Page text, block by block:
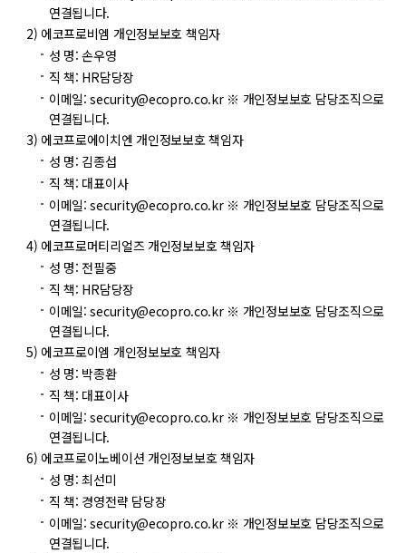
연결됩니다.
에코프로비엠 개인정보보호 책임자
성 명: 손우영
직 책: HR담당장
이메일: security@ecopro.co.kr ※ 개인정보보호 담당조직으로
연결됩니다.
에코프로에이치엔 개인정보보호 책임자
성 명: 김종섭
직 책: 대표이사
이메일: security@ecopro.co.kr ※ 개인정보보호 담당조직으로
연결됩니다.
에코프로머티리얼즈 개인정보보호 책임자
성 명: 전필중
직 책: HR담당장
이메일: security@ecopro.co.kr ※ 개인정보보호 담당조직으로
연결됩니다.
에코프로이엠 개인정보보호 책임자
성 명: 박종환
직 책: 대표이사
이메일: security@ecopro.co.kr ※ 개인정보보호 담당조직으로
연결됩니다.
에코프로이노베이션 개인정보보호 책임자
성 명: 최선미
직 책: 경영전략 담당장
이메일: security@ecopro.co.kr ※ 개인정보보호 담당조직으로
연결됩니다.